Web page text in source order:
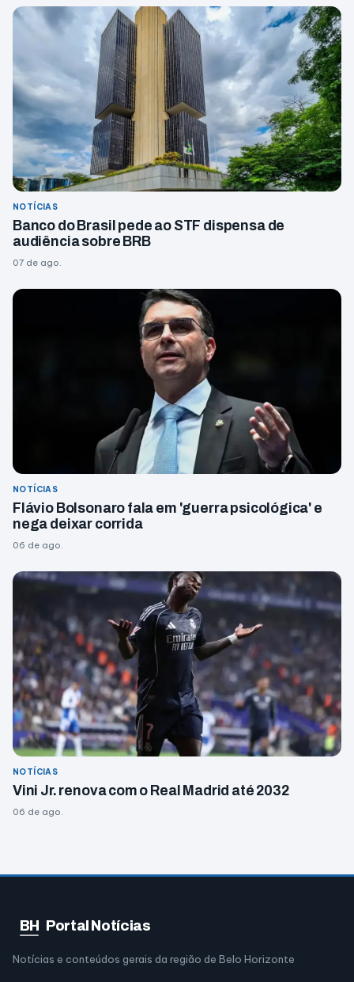
NOTÍCIAS
Banco do Brasil pede ao STF dispensa de
audiência sobre BRB
07 de ago.
NOTÍCIAS
Flávio Bolsonaro fala em 'guerra psicológica' e
nega deixar corrida
06 de ago.
NOTÍCIAS
Vini Jr. renova com o Real Madrid até 2032
06 de ago.
BH Portal Notícias
Notícias e conteúdos gerais da região de Belo Horizonte